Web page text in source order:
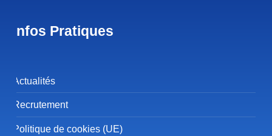
Infos Pratiques
Actualités
Recrutement
Politique de cookies (UE)